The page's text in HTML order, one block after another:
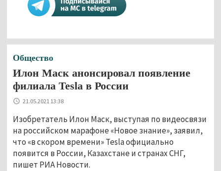
Общество
Илон Маск анонсировал появление
филиала Tesla в России
21.05.2021 13:38
Изобретатель Илон Маск, выступая по видеосвязи
на российском марафоне «Новое знание», заявил,
что «в скором времени» Tesla официально
появится в России, Казахстане и странах СНГ,
пишет РИА Новости.